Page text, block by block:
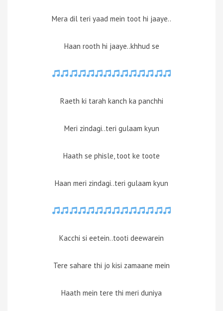
Mera dil teri yaad mein toot hi jaaye..
Haan rooth hi jaaye..khhud se
Raeth ki tarah kanch ka panchhi
Meri zindagi..teri gulaam kyun
Haath se phisle, toot ke toote
Haan meri zindagi..teri gulaam kyun
Kacchi si eetein..tooti deewarein
Tere sahare thi jo kisi zamaane mein
Haath mein tere thi meri duniya